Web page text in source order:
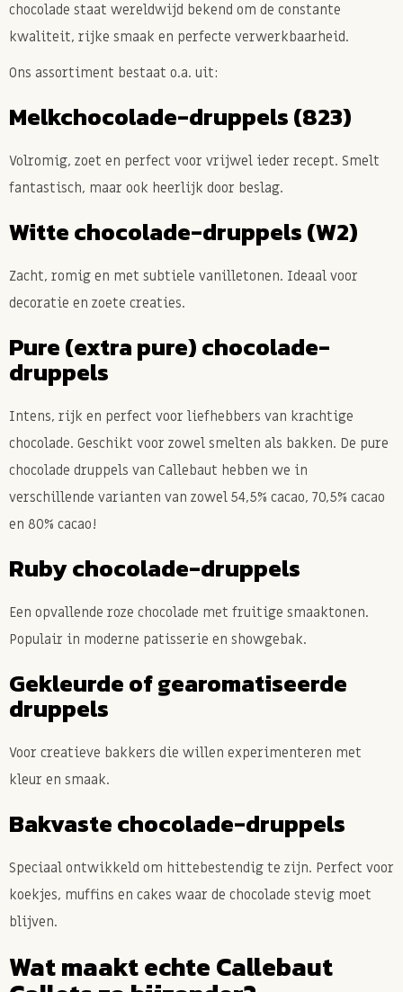
chocolade staat wereldwijd bekend om de constante
kwaliteit, rijke smaak en perfecte verwerkbaarheid.
Ons assortiment bestaat o.a. uit:
Melkchocolade-druppels (823)
Volromig, zoet en perfect voor vrijwel ieder recept. Smelt
fantastisch, maar ook heerlijk door beslag.
Witte chocolade-druppels (W2)
Zacht, romig en met subtiele vanilletonen. Ideaal voor
decoratie en zoete creaties.
Pure (extra pure) chocolade-
druppels
Intens, rijk en perfect voor liefhebbers van krachtige
chocolade. Geschikt voor zowel smelten als bakken. De pure
chocolade druppels van Callebaut hebben we in
verschillende varianten van zowel 54,5% cacao, 70,5% cacao
en 80% cacao!
Ruby chocolade-druppels
Een opvallende roze chocolade met fruitige smaaktonen.
Populair in moderne patisserie en showgebak.
Gekleurde of gearomatiseerde
druppels
Voor creatieve bakkers die willen experimenteren met
kleur en smaak.
Bakvaste chocolade-druppels
Speciaal ontwikkeld om hittebestendig te zijn. Perfect voor
koekjes, muffins en cakes waar de chocolade stevig moet
blijven.
Wat maakt echte Callebaut